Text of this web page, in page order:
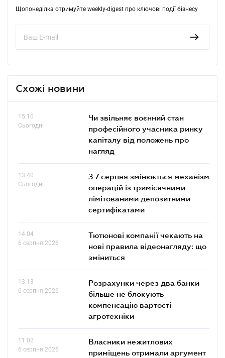
Щопонеділка отримуйте weekly-digest про ключові події бізнесу
Схожі новини
15.10
Сьогодні
Чи звільняє воєнний стан
професійного учасника ринку
капіталу від положень про
нагляд
13.40
Сьогодні
З 7 серпня змінюється механізм
операцій із тримісячними
лімітованими депозитними
сертифікатами
14.04
6 серпня 2026
Тютюнові компанії чекають на
нові правила відеонагляду: що
зміниться
13.13
6 серпня 2026
Розрахунки через два банки
більше не блокують
компенсацію вартості
агротехніки
11.02
6 серпня 2026
Власники нежитлових
приміщень отримали аргумент